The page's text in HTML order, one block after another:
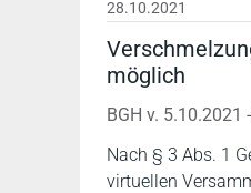
28.10.2021
möglich
BGH v. 5.10.2021
Nach § 3 Abs. 1
virtuellen